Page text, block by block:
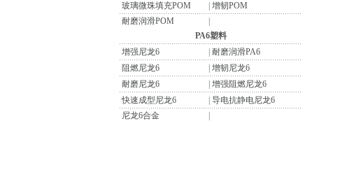
玻璃微珠填充POM
增韧POM
耐磨润滑POM
PA6塑料
增强尼龙6
耐磨润滑PA6
阻燃尼龙6
增韧尼龙6
耐磨尼龙6
增强阻燃尼龙6
快速成型尼龙6
导电抗静电尼龙6
尼龙6合金